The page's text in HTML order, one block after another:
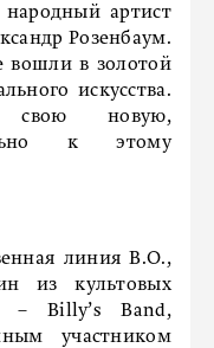
артист
Розенбаум.
вошли в золотой
искусства.
свою новую,
к этому
линия В.О.,
из культовых
– Billy’s Band,
участником